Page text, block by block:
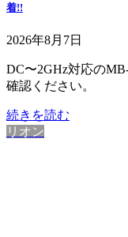
着!!
2026年8月7日
DC〜2GHz対応の
確認ください。
続きを読む
リオン